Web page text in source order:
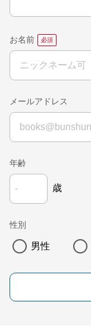
お名前
メールアドレス
年齢
歳
性別
男性